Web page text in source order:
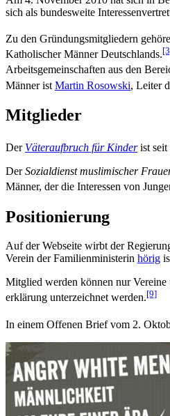
sich als bundesweite
Zu den Gründungsmitgliedern
Katholischer Männer Deutschlands.
Arbeits­gemein­schaften aus den
Männer ist Martin Rosowski, Leiter
Mitglieder
Der Väteraufbruch für Kinderist seit
DerSozialdienst muslimischer
Männer, der die Interessen von
Positionierung
Auf der Webseite wirbt der
Verein der Familien­ministerin hörig
Mitglied werden können nur
erklärung unterzeichnet werden.[9]
In einem Offenen Brief vom 2.